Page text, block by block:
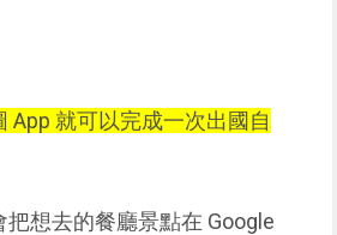
App 就可以完成一次出國自
想去的餐廳景點在 Google